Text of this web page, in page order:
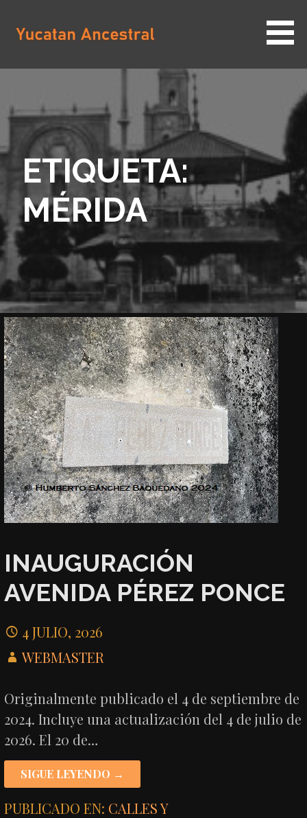
contenido
YUCATAN ANCESTRAL
ETIQUETA:
MÉRIDA
INAUGURACIÓN
AVENIDA PÉREZ PONCE
4 JULIO, 2026
WEBMASTER
Originalmente publicado el 4 de septiembre de
2024. Incluye una actualización del 4 de julio de
2026. El 20 de…
SIGUE LEYENDO →
PUBLICADO EN: CALLES Y